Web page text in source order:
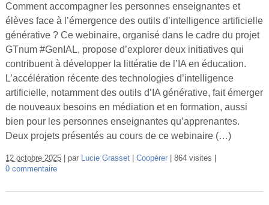
Comment accompagner les personnes enseignantes et
élèves face à l’émergence des outils d’intelligence artificielle
générative ? Ce webinaire, organisé dans le cadre du projet
GTnum #GenIAL, propose d’explorer deux initiatives qui
contribuent à développer la littératie de l’IA en éducation.
L’accélération récente des technologies d’intelligence
artificielle, notamment des outils d’IA générative, fait émerger
de nouveaux besoins en médiation et en formation, aussi
bien pour les personnes enseignantes qu’apprenantes.
Deux projets présentés au cours de ce webinaire (…)
12 octobre 2025 par Lucie Grasset Coopérer
864 visites
0 commentaire